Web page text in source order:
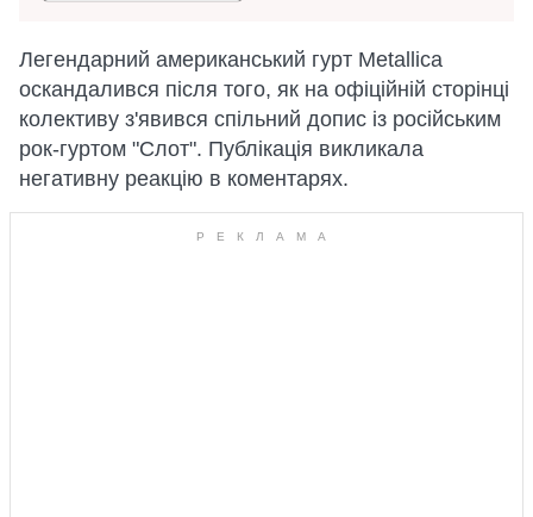
Легендарний американський гурт Metallica
оскандалився після того, як на офіційній сторінці
колективу з'явився спільний допис із російським
рок-гуртом "Слот". Публікація викликала
негативну реакцію в коментарях.